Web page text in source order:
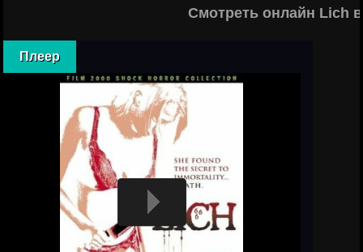
Смотреть онлайн Lich
Плеер